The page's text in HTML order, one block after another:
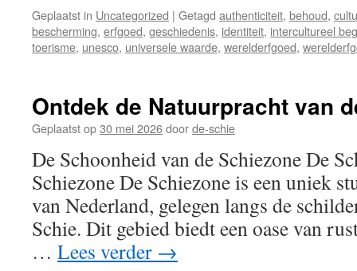
Geplaatst in Uncategorized | Getagd authenticiteit, behoud,
bescherming, erfgoed, geschiedenis, identiteit, intercultureel
toerisme, unesco, universele waarde, werelderfgoed,
Ontdek de Natuurpracht van
Geplaatst op30 mei 2026doorde-schie
De Schoonheid van de Schiezone De
Schiezone De Schiezone is een uniek
van Nederland, gelegen langs de
Schie. Dit gebied biedt een oase van
… Lees verder →